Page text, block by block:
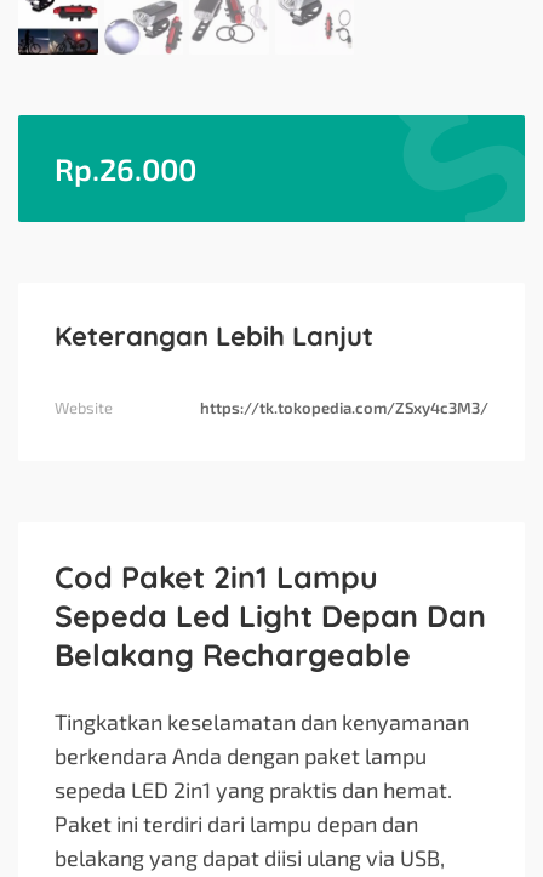
Rp.26.000
Keterangan Lebih Lanjut
Website https://tk.tokopedia.com/ZSxy4c3M3/
Cod Paket 2in1 Lampu
Sepeda Led Light Depan Dan
Belakang Rechargeable
Tingkatkan keselamatan dan kenyamanan
berkendara Anda dengan paket lampu
sepeda LED 2in1 yang praktis dan hemat.
Paket ini terdiri dari lampu depan dan
belakang yang dapat diisi ulang via USB,